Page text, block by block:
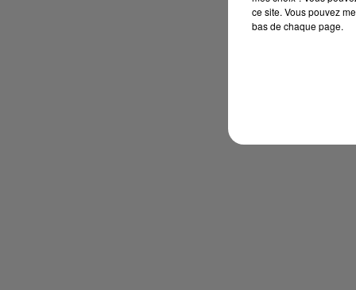
ce site. Vous pouvez
bas de chaque page.